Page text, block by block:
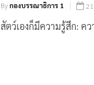
Byกองบรรณาธิการ 1
สัตว์เองก็มีความรู้สึก: ค